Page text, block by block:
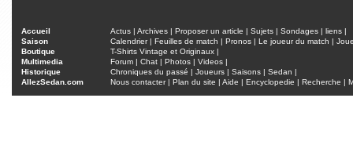
Accueil Actus | Archives | Proposer un article | Sujets | Sondages | liens |
Saison
Calendrier| Feuilles de match | Pronos | Le joueur du match |
Boutique
T-Shirts Vintage et Originaux |
Multimedia
Forum | Chat | Photos | Videos |
Historique
Chroniques du passé | Joueurs | Saisons | Sedan |
AllezSedan.com
Nous contacter| Plan du site | Aide | Encyclopedie | Recherche |